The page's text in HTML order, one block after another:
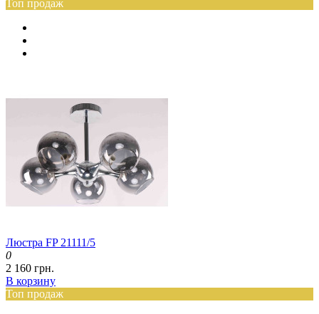
Топ продаж
Люстра FP 21111/5
0
2 160 грн.
В корзину
Топ продаж